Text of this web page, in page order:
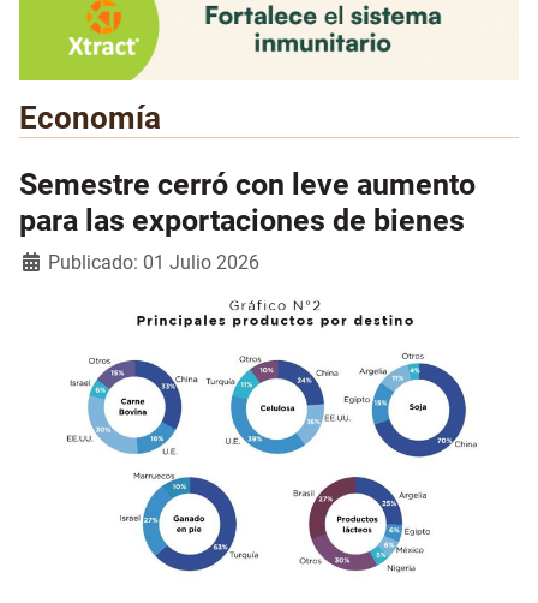
Economía
Semestre cerró con leve aumento
para las exportaciones de bienes
Detalles
Publicado: 01 Julio 2026